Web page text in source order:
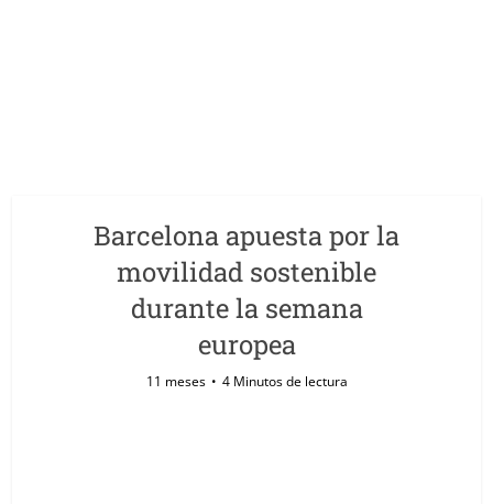
Barcelona apuesta por la
movilidad sostenible
durante la semana
europea
11 meses 4 Minutos de lectura